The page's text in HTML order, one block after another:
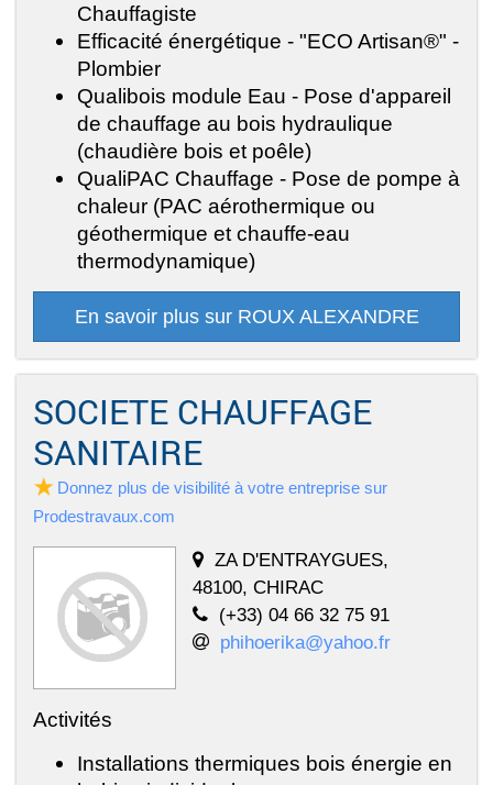
Chauffagiste
Efficacité énergétique - "ECO Artisan®" -
Plombier
Qualibois module Eau - Pose d'appareil
de chauffage au bois hydraulique
(chaudière bois et poêle)
QualiPAC Chauffage - Pose de pompe à
chaleur (PAC aérothermique ou
géothermique et chauffe-eau
thermodynamique)
En savoir plus sur ROUX ALEXANDRE
SOCIETE CHAUFFAGE
SANITAIRE
Donnez plus de visibilité à votre entreprise sur
Prodestravaux.com
ZA D'ENTRAYGUES,
48100, CHIRAC
(+33) 04 66 32 75 91
phihoerika@yahoo.fr
Activités
Installations thermiques bois énergie en